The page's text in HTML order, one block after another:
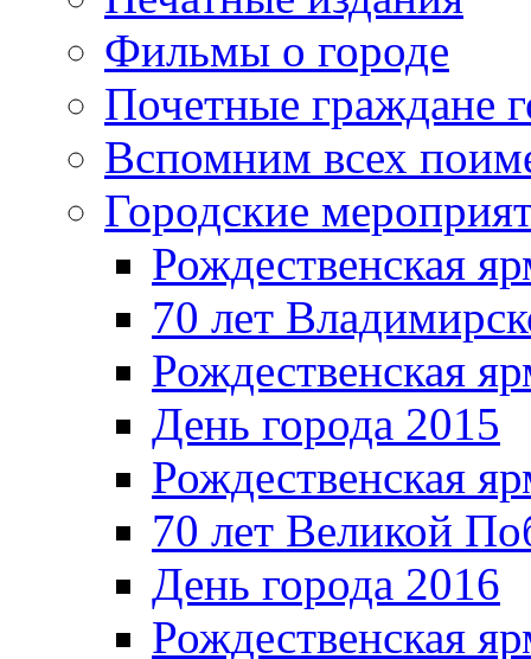
Фильмы о городе
Почетные граждане
Вспомним всех
Городские
Рождественская
70 лет
Рождественская
День города 2015
Рождественская
70 лет Великой
День города 2016
Рождественская